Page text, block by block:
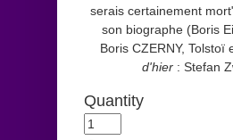
serais certainement
son biographe (Boris
Boris CZERNY, Tolstoï
d'hier : Stefan
Quantity